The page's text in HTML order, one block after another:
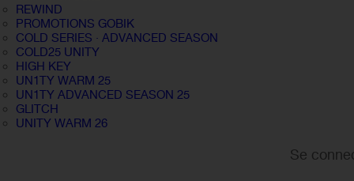
REWIND
PROMOTIONS GOBIK
COLD SERIES · ADVANCED SEASON
COLD25 UNITY
HIGH KEY
UN1TY WARM 25
UN1TY ADVANCED SEASON 25
GLITCH
UNITY WARM 26
Se